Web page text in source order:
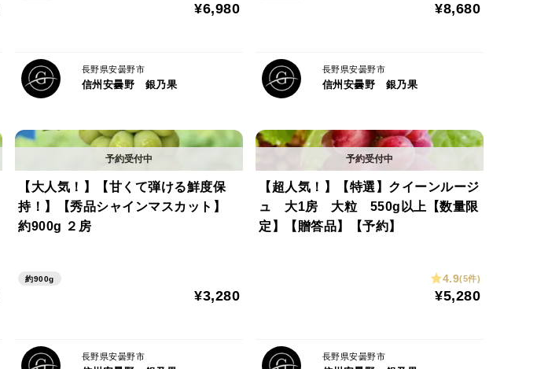
¥6,980
長野県安曇野市
信州安曇野 銀乃果
¥8,680
長野県安曇野市
信州安曇野 銀乃果
【大人気！】【甘くて弾ける鮮度保
持！】【秀品シャインマスカット】
約900g ２房
約900g
¥3,280
長野県安曇野市
【超人気！】【特選】クイーンルージ
ュ 大1房 大粒 550g以上【数量限
定】【贈答品】【予約】
4.9(5件)
¥5,280
長野県安曇野市